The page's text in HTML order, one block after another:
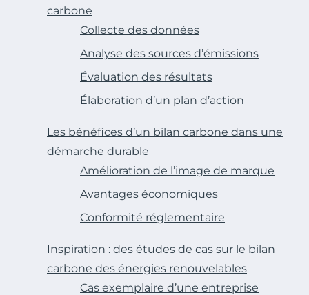
carbone
Collecte des données
Analyse des sources d’émissions
Évaluation des résultats
Élaboration d’un plan d’action
Les bénéfices d’un bilan carbone dans une
démarche durable
Amélioration de l’image de marque
Avantages économiques
Conformité réglementaire
Inspiration : des études de cas sur le bilan
carbone des énergies renouvelables
Cas exemplaire d’une entreprise